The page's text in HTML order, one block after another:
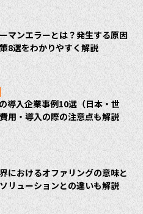
マンエラーとは？発生する原因
8選をわかりやすく解説
導入企業事例10選（日本・世
用・導入の際の注意点も解説
におけるオファリングの意味と
リューションとの違いも解説